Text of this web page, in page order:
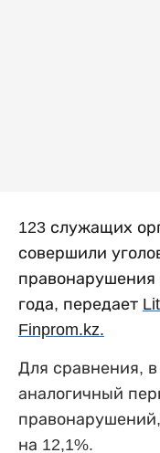
123 служащих
совершили
правонарушения
года, передает
Finprom.kz.
Для сравнения,
аналогичный
на 12,1%.